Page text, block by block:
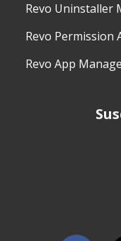
Revo Uninstaller
Revo Permission
Revo App